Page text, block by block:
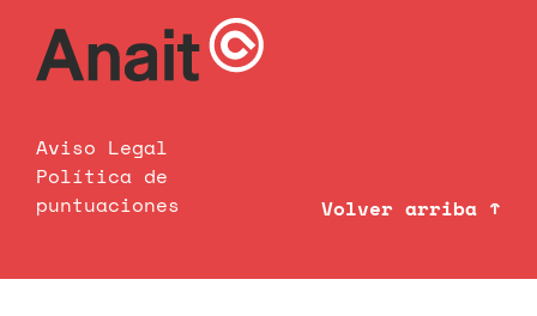
Aviso Legal
Política de
puntuaciones
Volver arriba ↑